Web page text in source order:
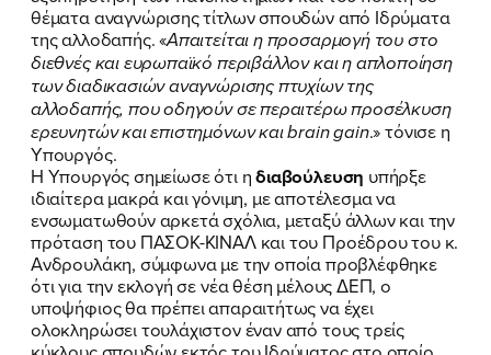
θέματα αναγνώρισης τίτλων σπουδών από Ιδρύματα
της αλλοδαπής. «Απαιτείται η προσαρμογή του στο
διεθνές και ευρωπαϊκό περιβάλλον και η απλοποίηση
των διαδικασιών αναγνώρισης πτυχίων της
αλλοδαπής, που οδηγούν σε περαιτέρω προσέλκυση
ερευνητών και επιστημόνων και brain gain.» τόνισε η
Υπουργός.
Η Υπουργός σημείωσε ότι ηδιαβούλευση υπήρξε
ιδιαίτερα μακρά και γόνιμη, με αποτέλεσμα να
ενσωματωθούν αρκετά σχόλια, μεταξύ άλλων και την
πρόταση του ΠΑΣΟΚ-ΚΙΝΑΛ και του Προέδρου του κ.
Ανδρουλάκη, σύμφωνα με την οποία προβλέφθηκε
ότι για την εκλογή σε νέα θέση μέλους ΔΕΠ, ο
υποψήφιος θα πρέπει απαραιτήτως να έχει
ολοκληρώσει τουλάχιστον έναν από τους τρείς